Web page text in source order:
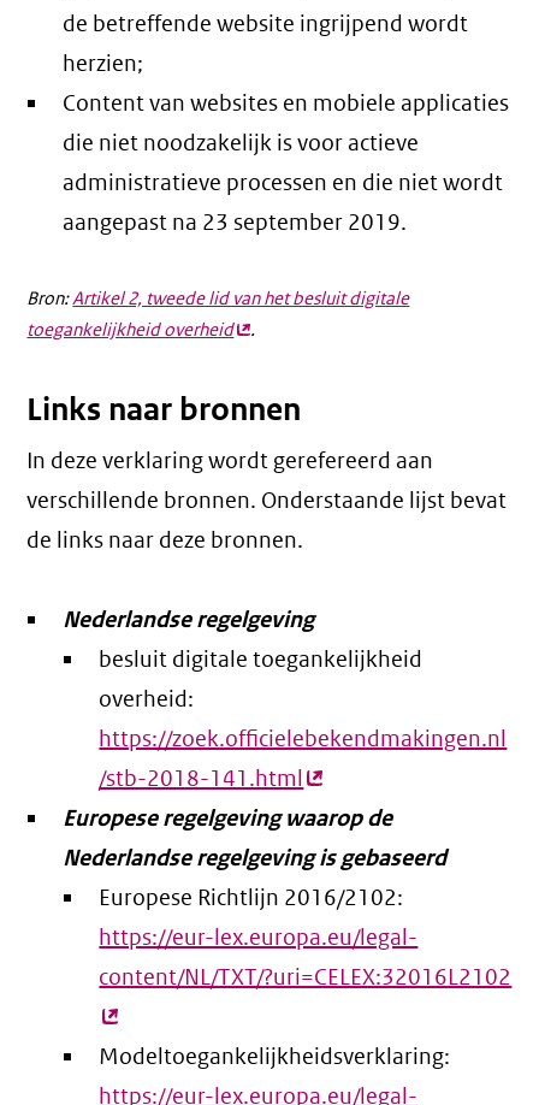
de betreffende website ingrijpend wordt
herzien;
Content van websites en mobiele applicaties
die niet noodzakelijk is voor actieve
administratieve processen en die niet wordt
aangepast na 23 september 2019.
Bron:Artikel 2, tweede lid van het besluit digitale
toegankelijkheid overheid(externe
.
Links naar bronnen
In deze verklaring wordt gerefereerd aan
verschillende bronnen. Onderstaande lijst bevat
de links naar deze bronnen.
Nederlandse regelgeving
besluit digitale toegankelijkheid
overheid:
https://zoek.officielebekendmakingen.nl
/stb-2018-141.html(externe
link)
Europese regelgeving waarop de
Nederlandse regelgeving is gebaseerd
Europese Richtlijn 2016/2102:
https://eur-lex.europa.eu/legal-
content/NL/TXT/?uri=CELEX:32016L2102
Modeltoegankelijkheidsverklaring:
https://eur-lex.europa.eu/legal-